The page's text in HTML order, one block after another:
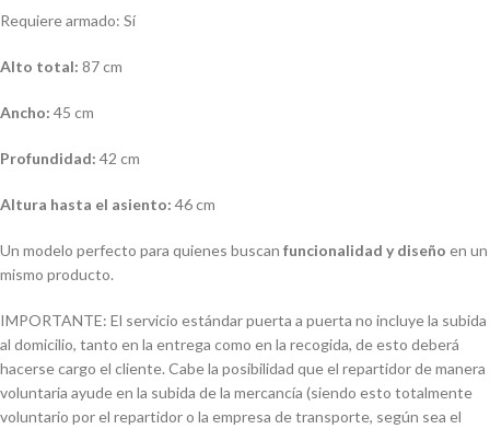
Requiere armado: Sí
Alto total: 87 cm
Ancho: 45 cm
Profundidad: 42 cm
Altura hasta el asiento: 46 cm
Un modelo perfecto para quienes buscan funcionalidad y diseño en un
mismo producto.
IMPORTANTE: El servicio estándar puerta a puerta no incluye la subida
al domicilio, tanto en la entrega como en la recogida, de esto deberá
hacerse cargo el cliente. Cabe la posibilidad que el repartidor de manera
voluntaria ayude en la subida de la mercancía (siendo esto totalmente
voluntario por el repartidor o la empresa de transporte, según sea el